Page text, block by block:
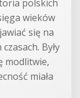
polskich
wieków
się na
Były
modlitwie,
miała